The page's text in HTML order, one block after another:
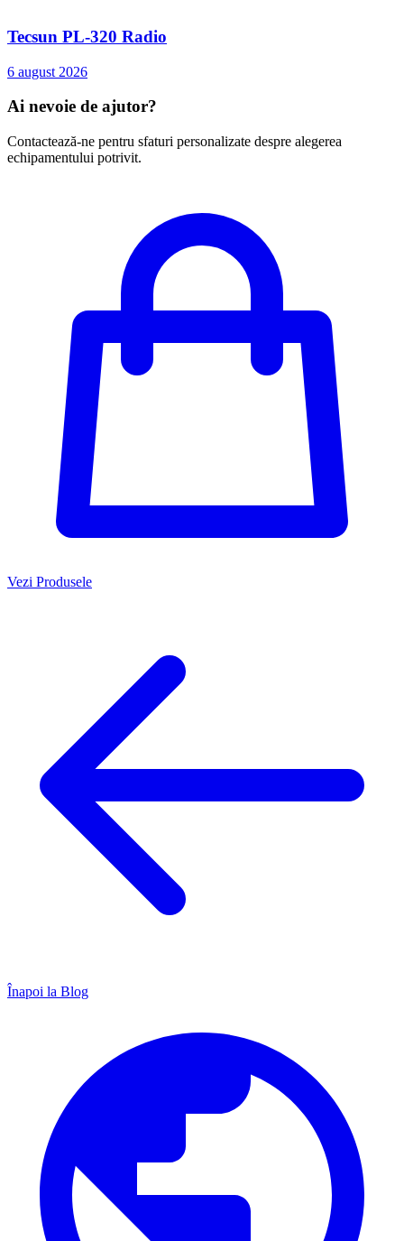
Tecsun PL-320 Radio
6 august 2026
Ai nevoie de ajutor?
Contactează-ne pentru sfaturi personalizate despre alegerea
echipamentului potrivit.
Vezi Produsele
Înapoi la Blog